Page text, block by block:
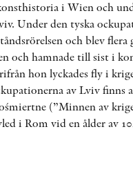
i Wien och
Under den tyska
och blev flera
och hamnade till sist i
hon lyckades fly i
av Lviv finns
(”Minnen av
i Rom vid en ålder av